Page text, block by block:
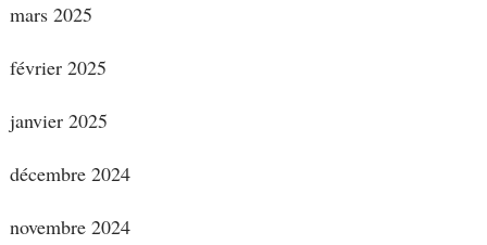
mars 2025
février 2025
janvier 2025
décembre 2024
novembre 2024